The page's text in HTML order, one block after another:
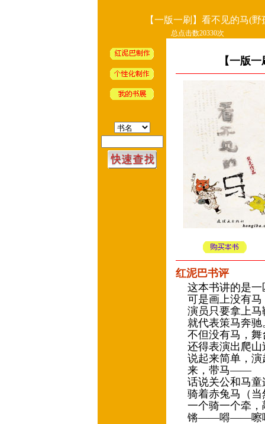
【一版一刷】看不见的马(
总点击数20330次
【一版
红泥巴书评
这本书讲的是一
可是画上没有
演员只要拿上马
就代表策马奔
不但没有马，舞
还得表演出爬山
说起来简单，
来，带马——
话说关公和马童
骑着赤兔马（当
一个骑一个牵，
锵——嘚——嚓